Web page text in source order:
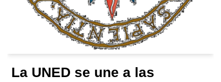
La UNED se une a las